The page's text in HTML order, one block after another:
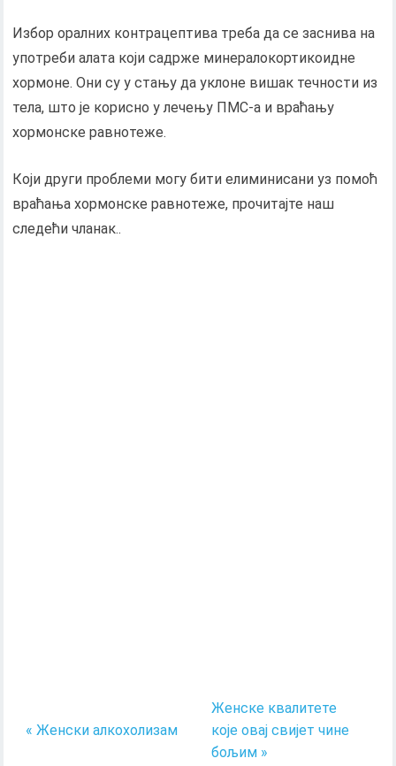
Избор оралних контрацептива треба да се заснива на
употреби алата који садрже минералокортикоидне
хормоне. Они су у стању да уклоне вишак течности из
тела, што је корисно у лечењу ПМС-а и враћању
хормонске равнотеже.
Који други проблеми могу бити елиминисани уз помоћ
враћања хормонске равнотеже, прочитајте наш
следећи чланак..
« Женски алкохолизам
Женске квалитете
које овај свијет чине
бољим »